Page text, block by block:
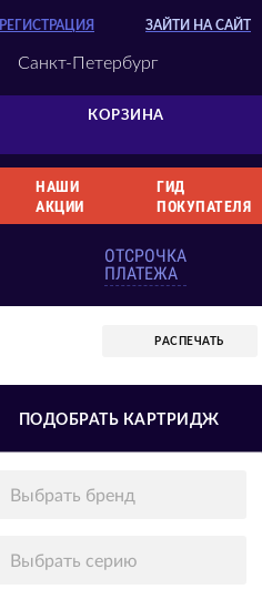
КОРЗИНА
РЕГИСТРАЦИЯ ЗАЙТИ НА САЙТ
Санкт-Петербург
НАШИ
АКЦИИ
ГИД
ПОКУПАТЕЛЯ
ОТСРОЧКА
ПЛАТЕЖА
РАСПЕЧАТЬ
ПОДОБРАТЬ КАРТРИДЖ
Выбрать бренд
Выбрать серию